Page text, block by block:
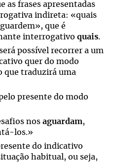
as frases apresentadas
indireta: «quais
que é
interrogativo quais.
possível recorrer a um
quer do modo
traduzirá uma
presente do modo
nos aguardam,
los.»
do indicativo
habitual, ou seja,